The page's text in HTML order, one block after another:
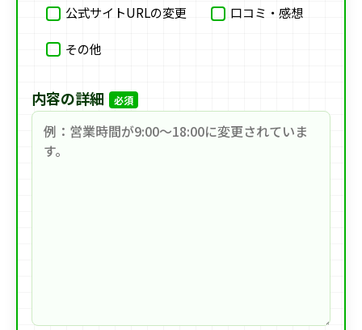
公式サイトURLの変更 口コミ・感想
その他
内容の詳細 必須